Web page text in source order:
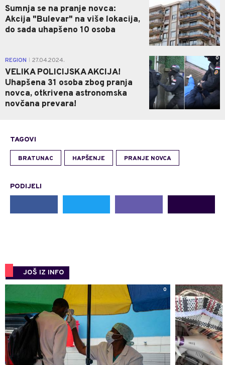
Sumnja se na pranje novca:
Akcija "Bulevar" na više lokacija,
do sada uhapšeno 10 osoba
REGION 27.04.2024.
VELIKA POLICIJSKA AKCIJA!
Uhapšena 31 osoba zbog pranja
novca, otkrivena astronomska
novčana prevara!
0
TAGOVI
BRATUNAC HAPŠENJE PRANJE NOVCA
PODIJELI
JOŠ IZ INFO
0